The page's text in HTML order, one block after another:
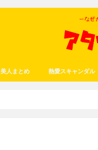
美人まとめ 熱愛スキャンダル